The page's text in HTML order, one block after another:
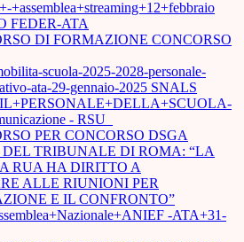
+assemblea+streaming+12+febbraio
FEDER-ATA
DI FORMAZIONE CONCORSO
scuola-2025-2028-personale-
ata-29-gennaio-2025 SNALS
- RSU_
PER CONCORSO DSGA
DEL TRIBUNALE DI ROMA: “LA
RUA HA DIRITTO A
ALLE RIUNIONI PER
E IL CONFRONTO”
-ATA+31-